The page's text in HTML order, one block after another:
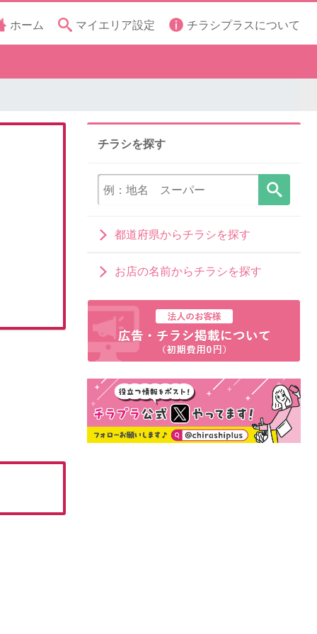
ホーム マイエリア設定 チラシプラスについて
チラシを探す
都道府県からチラシを探す
お店の名前からチラシを探す